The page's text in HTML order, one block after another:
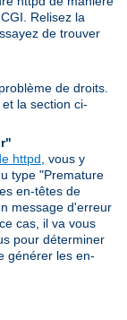
Relisez la
de trouver
de droits.
et la section ci-
httpd , vous y
type "Premature
en-têtes de
message d'erreur
cas, il va vous
pour déterminer
générer les en-